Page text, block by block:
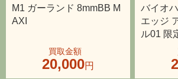
AXI
20,000
エッジ
ル01 限
最終更新日：2023/06/23